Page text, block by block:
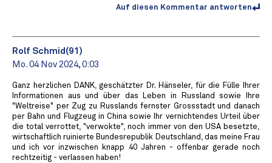
Auf diesen Kommentar antworten
Rolf Schmid(91)
Mo. 04 Nov 2024, 0:03
Ganz herzlichen DANK, geschätzter Dr. Hänseler, für die Fülle Ihrer
Informationen aus und über das Leben in Russland sowie Ihre
"Weltreise" per Zug zu Russlands fernster Grossstadt und danach
per Bahn und Flugzeug in China sowie Ihr vernichtendes Urteil über
die total verrottet, "verwokte", noch immer von den USA besetzte,
wirtschaftlich ruinierte Bundesrepublik Deutschland, das meine Frau
und ich vor inzwischen knapp 40 Jahren - offenbar gerade noch
rechtzeitig - verlassen haben!